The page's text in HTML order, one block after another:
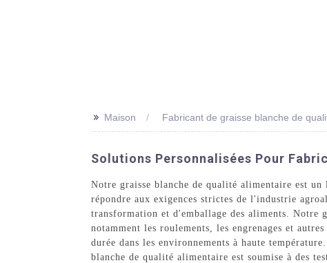
>> Maison Fabricant de graisse blanche de
Solutions Personnalisées Pour
Notre graisse blanche de qualité alimentaire est
répondre aux exigences strictes de l'industrie
transformation et d'emballage des aliments. Notre
notamment les roulements, les engrenages et
durée dans les environnements à haute
blanche de qualité alimentaire est soumise à des